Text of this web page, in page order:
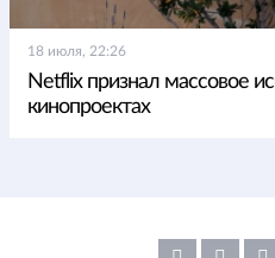
18 июля, 22:26
Netflix признал массовое
кинопроектах